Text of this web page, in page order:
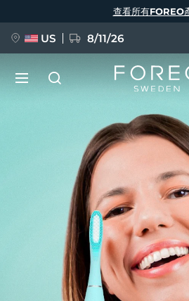
查看所有FOREO
US 8/11/26
FAQ™ Pure Beauty-Tech Elixir
BREAKING NEWS
issa™ Teeth Whitening Set
Deutsch
Français
Italiano
Svenska
简体中文